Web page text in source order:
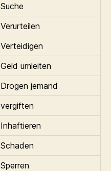
Suche
Verurteilen
Verteidigen
Geld umleiten
Drogen jemand
vergiften
Inhaftieren
Schaden
Sperren